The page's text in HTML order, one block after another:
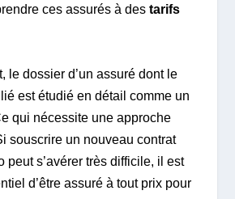
ces assurés à destarifs
le dossier d’un assuré dont le
est étudié en détail comme un
qui nécessite une approche
souscrire un nouveau contrat
peut s’avérer très difficile, il est
d’être assuré à tout prix pour